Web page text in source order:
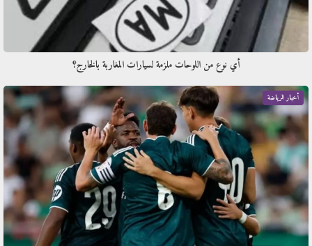
أي نوع من اللوحات ملزمة لسيارات المغاربة بالخارج؟
أخبار الرياضة